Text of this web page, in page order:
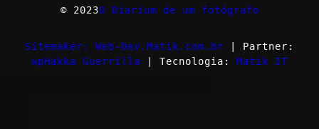
© 2023O Diarium de um fotógrafo
Sitemaker: Web-Dev.Matik.com.br | Partner:
wpHakka Guerrilla | Tecnologia: Matik IT